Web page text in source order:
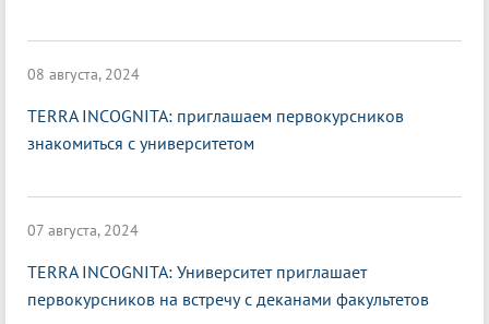
08 августа, 2024
TERRA INCOGNITA: приглашаем первокурсников
знакомиться с университетом
07 августа, 2024
TERRA INCOGNITA: Университет приглашает
первокурсников на встречу с деканами факультетов